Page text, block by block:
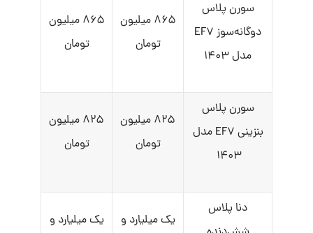
سورن پلاس
دوگانه‌سوز EF۷
مدل ۱۴۰۳
۸۶۵ میلیون
تومان
۸۶۵ میلیون
تومان
سورن پلاس
بنزینی EF۷ مدل
۱۴۰۳
۸۲۵ میلیون
تومان
۸۲۵ میلیون
تومان
دنا پلاس
یک میلیارد و
یک میلیارد و